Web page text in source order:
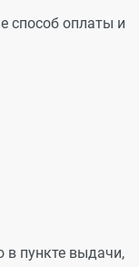
способ оплаты и
в пункте выдачи,